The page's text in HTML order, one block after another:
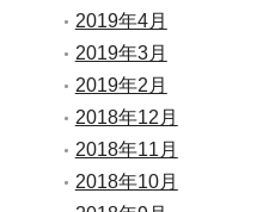
2019年4月
2019年3月
2019年2月
2018年12月
2018年11月
2018年10月